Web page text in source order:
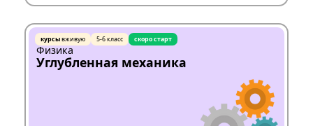
курсывживую 5-6 класс скоро старт
Физика
Углубленная механика